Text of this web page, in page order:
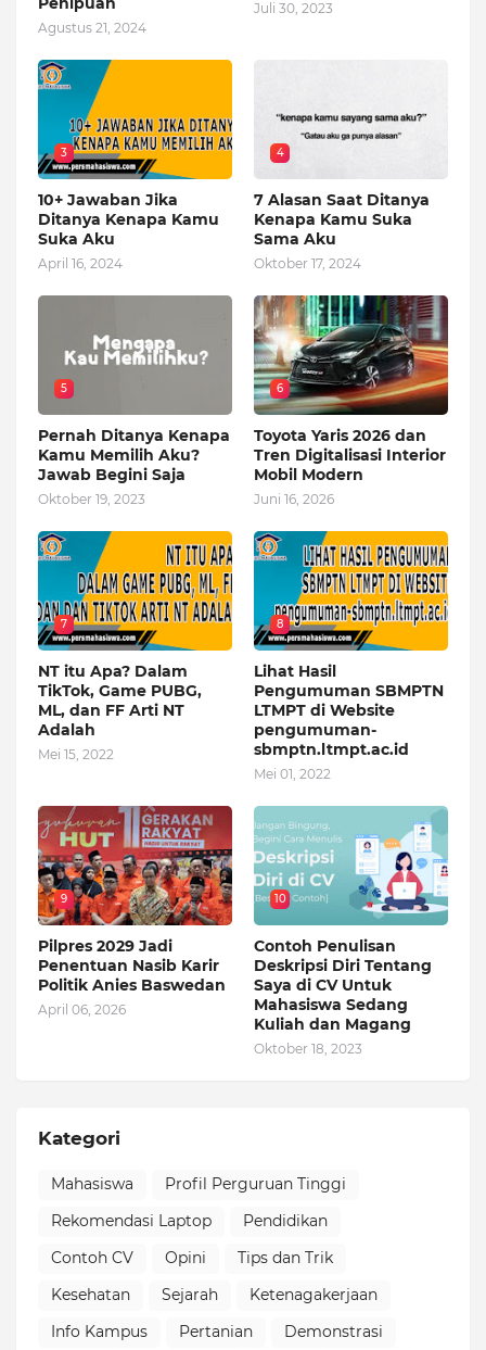
Agustus 21, 2024
Juli 30, 2023
3
10+ Jawaban Jika
Ditanya Kenapa Kamu
Suka Aku
April 16, 2024
4
7 Alasan Saat Ditanya
Kenapa Kamu Suka
Sama Aku
Oktober 17, 2024
5
Pernah Ditanya Kenapa
Kamu Memilih Aku?
Jawab Begini Saja
Oktober 19, 2023
6
Toyota Yaris 2026 dan
Tren Digitalisasi Interior
Mobil Modern
Juni 16, 2026
7
NT itu Apa? Dalam
TikTok, Game PUBG,
ML, dan FF Arti NT
Adalah
Mei 15, 2022
8
Lihat Hasil
Pengumuman SBMPTN
LTMPT di Website
pengumuman-
sbmptn.ltmpt.ac.id
Mei 01, 2022
9
Pilpres 2029 Jadi
Penentuan Nasib Karir
Politik Anies Baswedan
April 06, 2026
10
Contoh Penulisan
Deskripsi Diri Tentang
Saya di CV Untuk
Mahasiswa Sedang
Kuliah dan Magang
Oktober 18, 2023
Kategori
Mahasiswa
Profil Perguruan Tinggi
Rekomendasi Laptop
Pendidikan
Contoh CV
Opini
Tips dan Trik
Kesehatan
Sejarah
Ketenagakerjaan
Info Kampus
Pertanian
Demonstrasi